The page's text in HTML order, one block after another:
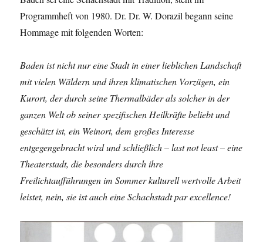
Programmheft von 1980. Dr. Dr. W. Dorazil begann seine
Hommage mit folgenden Worten:
Baden ist nicht nur eine Stadt in einer lieblichen Landschaft
mit vielen Wäldern und ihren klimatischen Vorzügen, ein
Kurort, der durch seine Thermalbäder als solcher in der
ganzen Welt ob seiner spezifischen Heilkräfte beliebt und
geschätzt ist, ein Weinort, dem großes Interesse
entgegengebracht wird und schließlich – last not least – eine
Theaterstadt, die besonders durch ihre
Freilichtaufführungen im Sommer kulturell wertvolle Arbeit
leistet, nein, sie ist auch eine Schachstadt par excellence!